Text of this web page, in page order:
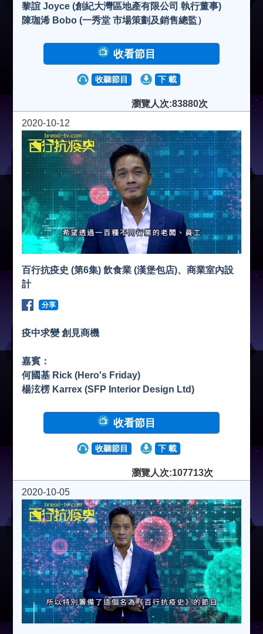
黎誼 Joyce (創紀大灣區地產有限公司 執行董事)
陳珈浠 Bobo (一秀堂 市場策劃及銷售總監）
收看節目
收聽節目 下 載
瀏覽人次:83880次
2020-10-12
百行抗疫史 (第6集) 飲食業 (漢堡包店)、商業室內設
計
分享
疫中求變 創見商機
嘉賓：
何國基 Rick (Hero's Friday)
楊泫楞 Karrex (SFP Interior Design Ltd)
收看節目
收聽節目 下 載
瀏覽人次:107713次
2020-10-05